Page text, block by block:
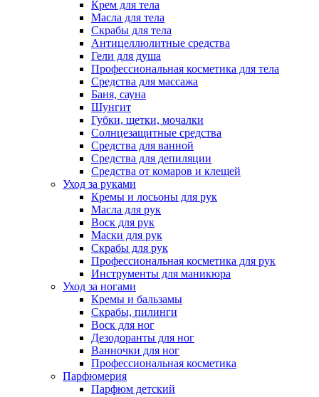
Крем для тела
Масла для тела
Скрабы для тела
Антицеллюлитные средства
Гели для душа
Профессиональная косметика для тела
Средства для массажа
Баня, сауна
Шунгит
Губки, щетки, мочалки
Солнцезащитные средства
Средства для ванной
Средства для депиляции
Средства от комаров и клещей
Уход за руками
Кремы и лосьоны для рук
Масла для рук
Воск для рук
Маски для рук
Скрабы для рук
Профессиональная косметика для рук
Инструменты для маникюра
Уход за ногами
Кремы и бальзамы
Скрабы, пилинги
Воск для ног
Дезодоранты для ног
Ванночки для ног
Профессиональная косметика
Парфюмерия
Парфюм детский